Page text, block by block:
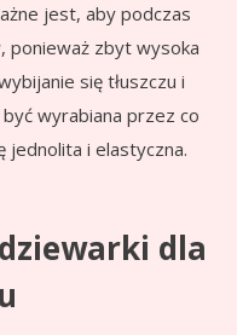
jest, aby podczas
ponieważ zbyt wysoka
się tłuszczu i
wyrabiana przez co
jednolita i elastyczna.
dla